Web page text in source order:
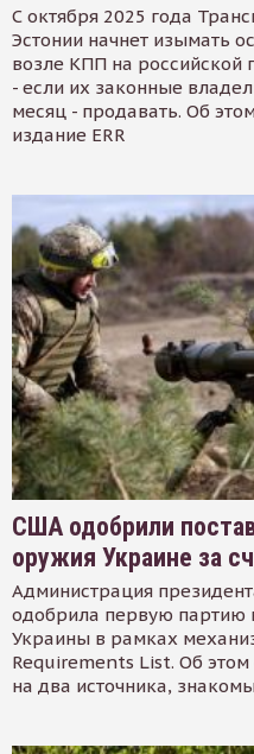
С октября 2025 года
Эстонии начнет изымать
возле КПП на российской
- если их законные
месяц - продавать. Об
издание ERR
США одобрили
оружия Украине за
Администрация
одобрила первую партию
Украины в рамках
Requirements List. Об
на два источника,